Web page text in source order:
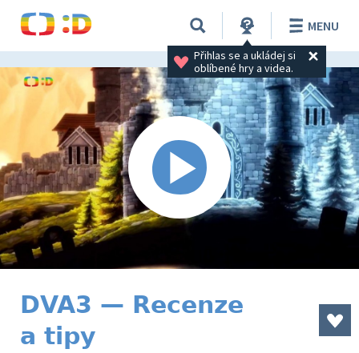
Přihlas se a ukládej si
oblíbené hry a videa.
MENU
DVA3 — Recenze
a tipy